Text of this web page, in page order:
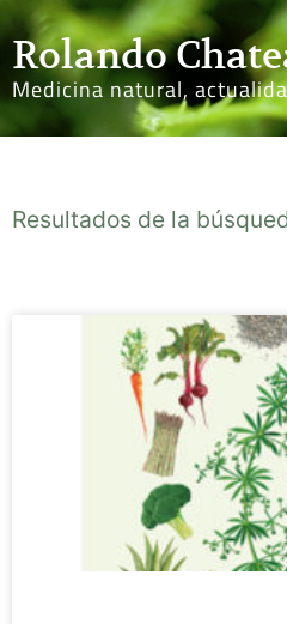
Rolando
Medicina natural,
Resultados de la